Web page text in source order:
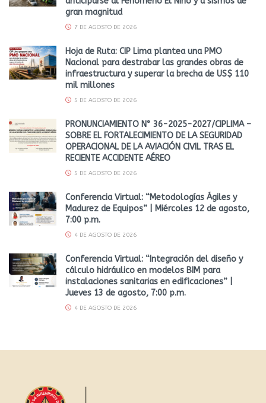
gran magnitud
7 DE AGOSTO DE 2026
Hoja de Ruta: CIP Lima plantea una PMO
Nacional para destrabar las grandes obras de
infraestructura y superar la brecha de US$ 110
mil millones
5 DE AGOSTO DE 2026
PRONUNCIAMIENTO N° 36-2025-2027/CIPLIMA –
SOBRE EL FORTALECIMIENTO DE LA SEGURIDAD
OPERACIONAL DE LA AVIACIÓN CIVIL TRAS EL
RECIENTE ACCIDENTE AÉREO
5 DE AGOSTO DE 2026
Conferencia Virtual: “Metodologías Ágiles y
Madurez de Equipos” | Miércoles 12 de agosto,
7:00 p.m.
4 DE AGOSTO DE 2026
Conferencia Virtual: “Integración del diseño y
cálculo hidráulico en modelos BIM para
instalaciones sanitarias en edificaciones” |
Jueves 13 de agosto, 7:00 p.m.
4 DE AGOSTO DE 2026